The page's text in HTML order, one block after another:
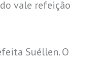
vale refeição
Suéllen. O